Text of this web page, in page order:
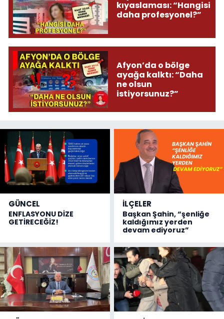
kıyaslaması: “Hangisi
daha profesyonel?”
Afyon’da o bölge
ayağa kalktı: “Daha
ne olsun
istiyorsunuz?”
GÜNCEL
ENFLASYONU DİZE
GETİRECEĞİZ!
İLÇELER
Başkan Şahin, “şenliğe
kaldığımız yerden
devam ediyoruz”